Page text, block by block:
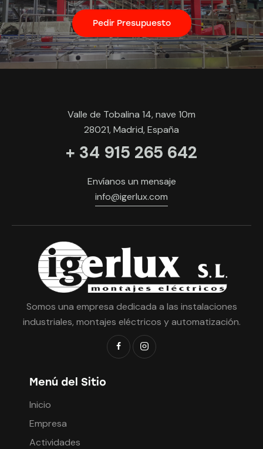
Pedir Presupuesto
Valle de Tobalina 14, nave 10m
28021, Madrid, España
+ 34 915 265 642
Envíanos un mensaje
info@igerlux.com
Somos una empresa dedicada a las instalaciones
industriales, montajes eléctricos y automatización.
Menú del Sitio
Inicio
Empresa
Actividades